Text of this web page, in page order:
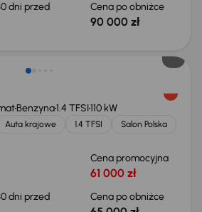
dni przed
Cena po obniżce
90 000 zł
Benzyna1.4 TFSI110 kW
Auta krajowe 1.4 TFSI
Salon Polska
Cena promocyjna
61 000 zł
dni przed
Cena po obniżce